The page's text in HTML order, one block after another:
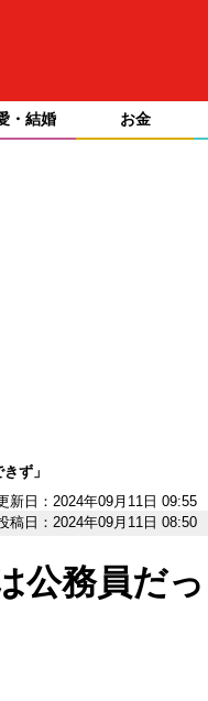
・結婚 お金
ず」
新日：2024年09月11日 09:55
稿日：2024年09月11日 08:50
公務員だっ